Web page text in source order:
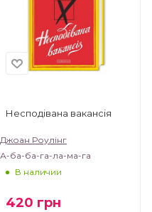
Несподівана вакансія
Джоан Роулінг
А-ба-ба-га-ла-ма-га
В наличии
420 грн